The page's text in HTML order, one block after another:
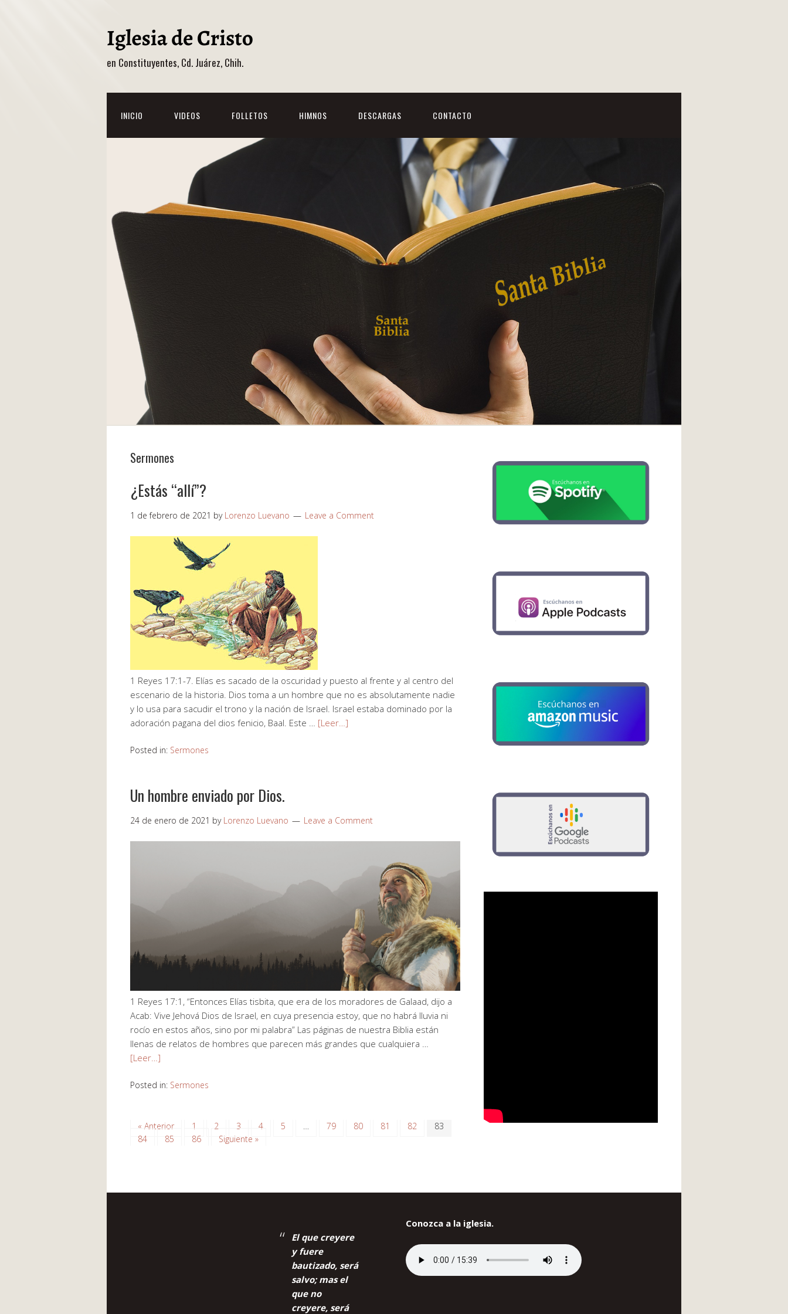
en Constituyentes, Cd. Juárez, Chih.
INICIO VIDEOS FOLLETOS HIMNOS DESCARGAS CONTACTO
Sermones
¿Estás “allí”?
1 de febrero de 2021 by Lorenzo Luevano Leave a Comment
1 Reyes 17:1-7. Elías es sacado de la oscuridad y puesto al frente y al centro del
escenario de la historia. Dios toma a un hombre que no es absolutamente nadie
y lo usa para sacudir el trono y la nación de Israel. Israel estaba dominado por la
adoración pagana del dios fenicio, Baal. Este … [Leer…]
Posted in: Sermones
Un hombre enviado por Dios.
24 de enero de 2021 by Lorenzo Luevano Leave a Comment
1 Reyes 17:1, “Entonces Elías tisbita, que era de los moradores de Galaad, dijo a
Acab: Vive Jehová Dios de Israel, en cuya presencia estoy, que no habrá lluvia ni
rocío en estos años, sino por mi palabra” Las páginas de nuestra Biblia están
llenas de relatos de hombres que parecen más grandes que cualquiera …
[Leer…]
Posted in: Sermones
« Anterior 1 2 3 4 5 … 79 80 81 82
83
84
85 86 Siguiente »
El que creyere
y fuere
bautizado, será
salvo; mas el
que no
creyere, será
Conozca a la iglesia.